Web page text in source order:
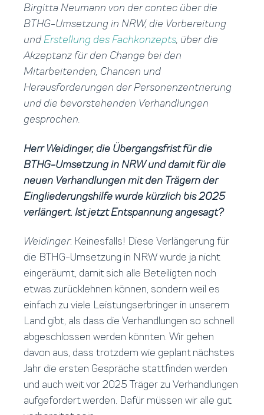
Birgitta Neumann von der contec über die
BTHG-Umsetzung in NRW, die Vorbereitung
und Erstellung des Fachkonzepts, über die
Akzeptanz für den Change bei den
Mitarbeitenden, Chancen und
Herausforderungen der Personenzentrierung
und die bevorstehenden Verhandlungen
gesprochen.
Herr Weidinger, die Übergangsfrist für die
BTHG-Umsetzung in NRW und damit für die
neuen Verhandlungen mit den Trägern der
Eingliederungshilfe wurde kürzlich bis 2025
verlängert. Ist jetzt Entspannung angesagt?
Weidinger: Keinesfalls! Diese Verlängerung für
die BTHG-Umsetzung in NRW wurde ja nicht
eingeräumt, damit sich alle Beteiligten noch
etwas zurücklehnen können, sondern weil es
einfach zu viele Leistungserbringer in unserem
Land gibt, als dass die Verhandlungen so schnell
abgeschlossen werden könnten. Wir gehen
davon aus, dass trotzdem wie geplant nächstes
Jahr die ersten Gespräche stattfinden werden
und auch weit vor 2025 Träger zu Verhandlungen
aufgefordert werden. Dafür müssen wir alle gut